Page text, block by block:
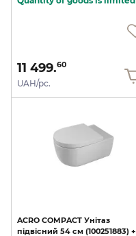
11 499.60
UAH/pc.
ACRO COMPACT Унітаз
підвісний 54 см (100251883) +